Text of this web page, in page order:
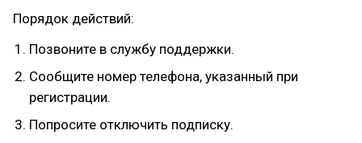
Порядок действий:
Позвоните в службу поддержки.
Сообщите номер телефона, указанный при
регистрации.
Попросите отключить подписку.